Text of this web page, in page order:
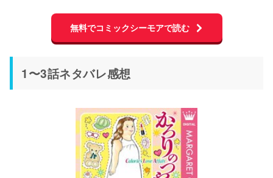
無料でコミックシーモアで読む
1〜3話ネタバレ感想